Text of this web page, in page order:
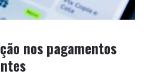
nos pagamentos